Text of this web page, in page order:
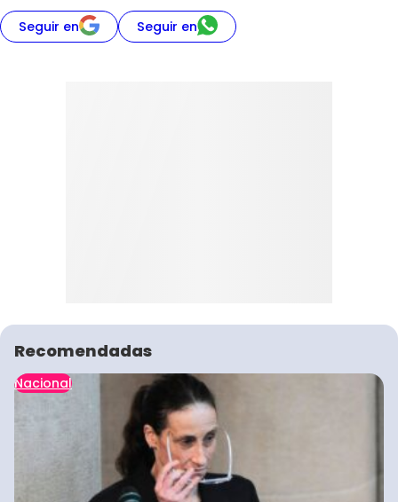
Seguir en Seguir en
Recomendadas
Nacional